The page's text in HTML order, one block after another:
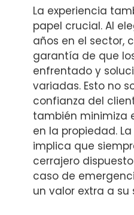
La experiencia
papel crucial. Al
años en el sector,
garantía de que
enfrentado y
variadas. Esto no
confianza del
también minimiza
en la propiedad.
implica que
cerrajero
caso de
un valor extra a su